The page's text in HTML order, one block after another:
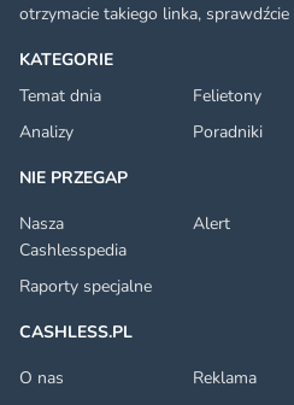
KATEGORIE
Temat dnia
Felietony
Analizy
Poradniki
NIE PRZEGAP
Nasza
Cashlesspedia
Alert
Raporty specjalne
CASHLESS.PL
O nas
Reklama
otrzymacie takiego linka,